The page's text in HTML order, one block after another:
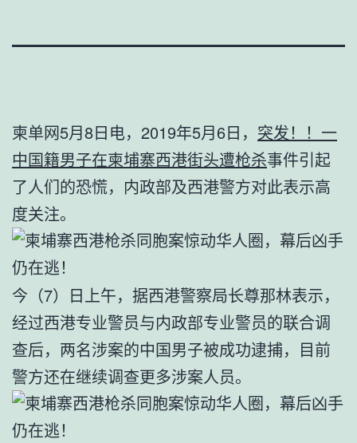
柬单网5月8日电，2019年5月6日， 突发！！一
中国籍男子在柬埔寨西港街头遭枪杀事件引起
了人们的恐慌，内政部及西港警方对此表示高
度关注。
今（7）日上午，据西港警察局长尊那林表示，
经过西港专业警员与内政部专业警员的联合调
查后，两名涉案的中国男子被成功逮捕，目前
警方还在继续调查更多涉案人员。